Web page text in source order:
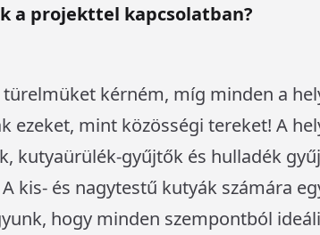
a projekttel kapcsolatban?
kérném, míg minden a
ezeket, mint közösségi tereket! A
kutyaürülék-gyűjtők és hulladék
kis- és nagytestű kutyák számára
hogy minden szempontból